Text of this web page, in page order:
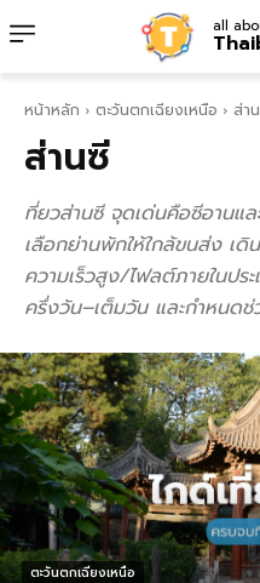
all
หน้าหลัก ตะวันตกเฉียงเหนือ ส่า
ส่านซี
ที่ยวส่านซี จุดเด่นคือซีอานแล
เลือกย่านพักให้ใกล้ขนส่ง เดิ
ความเร็วสูง/ไฟลต์ภายในปร
ครึ่งวัน–เต็มวัน และกำหนดช่
ตะวันตกเฉียงเหนือ